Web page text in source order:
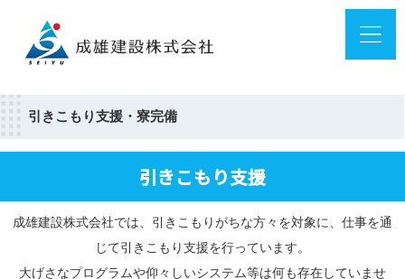
引きこもり支援・寮完備
引きこもり支援
成雄建設株式会社では、引きこもりがちな方々を対象に、仕事を通
じて引きこもり支援を行っています。
大げさなプログラムや仰々しいシステム等は何も存在していませ